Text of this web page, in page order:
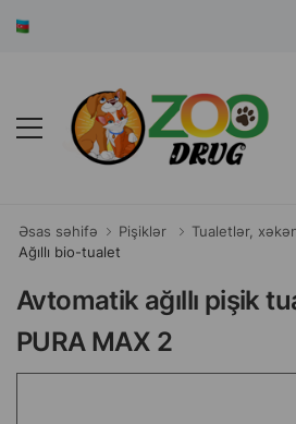
Əsas səhifə Pişiklər
Tualetlər,
Ağıllı bio-tualet
Avtomatik ağıllı pişik
PURA MAX 2